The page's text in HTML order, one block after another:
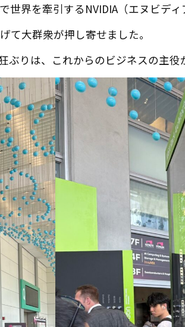
界を牽引するNVIDIA（エヌビディ
て大群衆が押し寄せました。
りは、これからのビジネスの主役